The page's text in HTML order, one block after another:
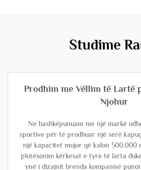
Studime
Prodhim me Vëllim të Lartë
Njohur
Ne bashkëpunuam me një markë
sportive për të prodhuar një serë
një kapacitet mujor që kalon 500.000
plotësonim kërkesat e tyre të larta
ynë i dizajnit brenda kompanisë